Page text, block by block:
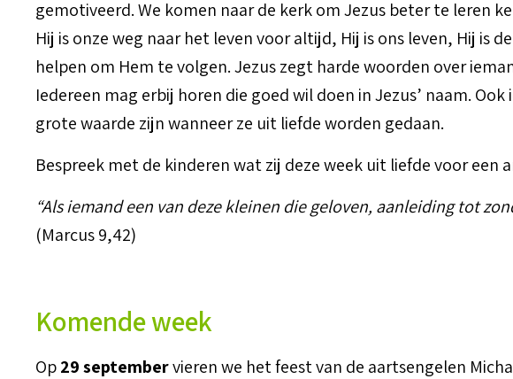
gemotiveerd. We komen naar de kerk om Jezus beter te leren
Hij is onze weg naar het leven voor altijd, Hij is ons leven, Hij is
helpen om Hem te volgen. Jezus zegt harde woorden over
Iedereen mag erbij horen die goed wil doen in Jezus’ naam.
grote waarde zijn wanneer ze uit liefde worden gedaan.
Bespreek met de kinderen wat zij deze week uit liefde voor een
“Als iemand een van deze kleinen die geloven, aanleiding tot
(Marcus 9,42)
Komende week
Op29 septembervieren we het feest van de aartsengelen